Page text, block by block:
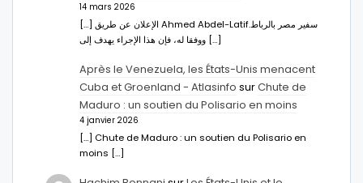
14 mars 2026
[…] الإعلان عن طريق Ahmed Abdel-Latifسفير مصر بالرباط.
ووفقا له، فإن هذا الإجراء يهدف إلى […]
Après le Venezuela, les États-Unis menacent
Cuba et Groenland - Atlasinfo surChute de
Maduro : un soutien du Polisario en moins
4 janvier 2026
[…] Chute de Maduro : un soutien du Polisario en
moins […]